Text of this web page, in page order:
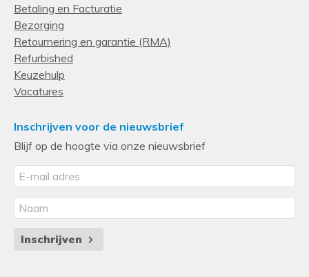
Betaling en Facturatie
Bezorging
Retournering en garantie (RMA)
Refurbished
Keuzehulp
Vacatures
Inschrijven voor de nieuwsbrief
Blijf op de hoogte via onze nieuwsbrief
Inschrijven